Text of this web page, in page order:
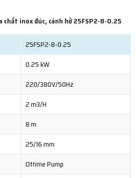
inox đúc, cánh hở 25FSP2-8-0.25
25FSP2-8-0.25
0.25 kW
220/380V/50Hz
2 m3/H
8 m
25/16 mm
Ottime Pump